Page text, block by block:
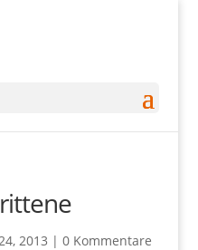
2013 | 0 Kommentare